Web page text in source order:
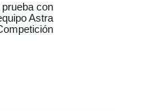
con
Astra